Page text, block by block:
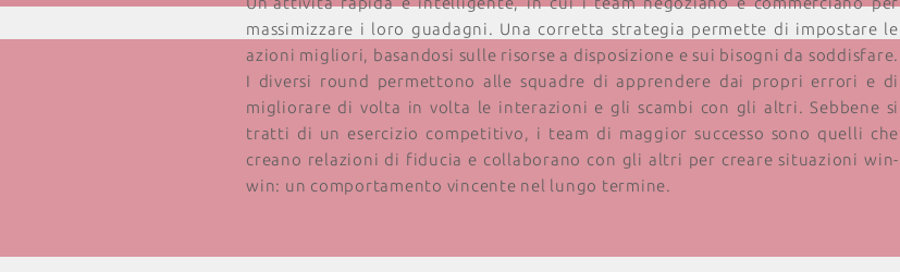
massimizzare i loro guadagni. Una corretta strategia permette di impostare le
azioni migliori, basandosi sulle risorse a disposizione e sui bisogni da soddisfare.
I diversi round permettono alle squadre di apprendere dai propri errori e di
migliorare di volta in volta le interazioni e gli scambi con gli altri. Sebbene si
tratti di un esercizio competitivo, i team di maggior successo sono quelli che
creano relazioni di fiducia e collaborano con gli altri per creare situazioni win-
win: un comportamento vincente nel lungo termine.